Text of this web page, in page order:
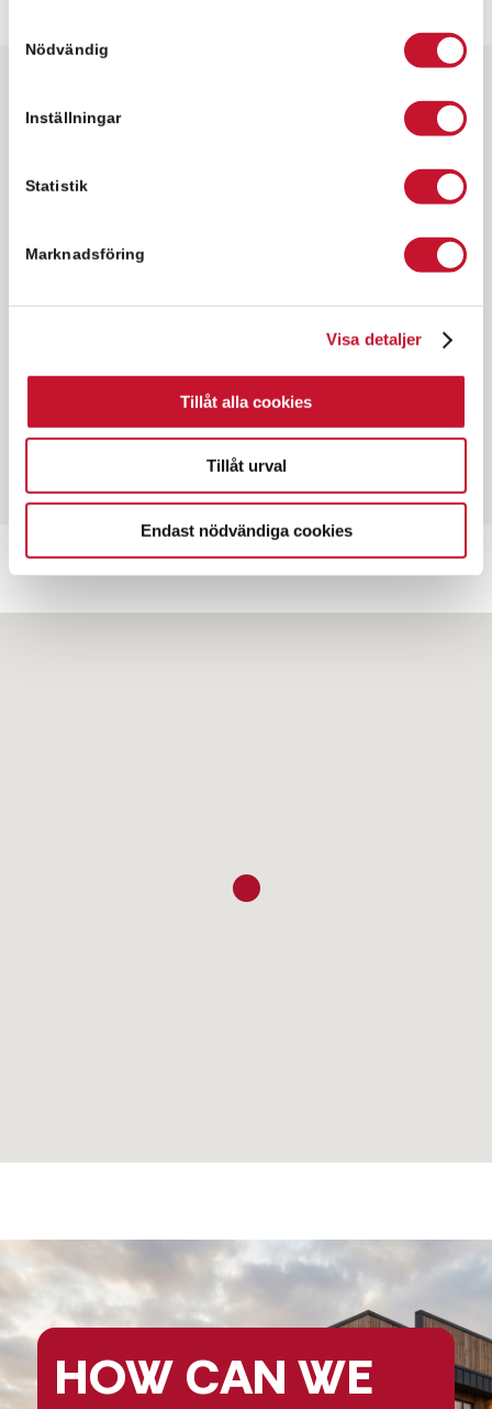
Nödvändig
Inställningar
Statistik
Marknadsföring
Visa detaljer
Tillåt alla cookies
Tillåt urval
Endast nödvändiga cookies
✓ 4,140 kvm
✓ Goda kommunikationer
Industriområdet Larsfrid ligger endast 3
utgör ett optimalt logistikläge i direkt
anslutning till E6/E20, nära Halmstad hamn
samt vid knutpunkten för riksväg 15, 25 och
HOW CAN WE